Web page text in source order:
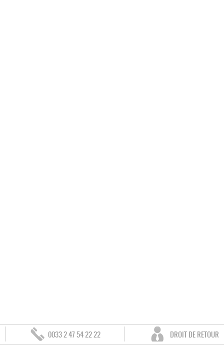
0033 2 47 54 22 22 DROIT DE RETOUR